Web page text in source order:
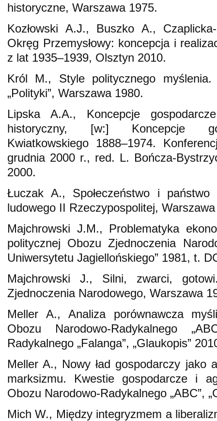
historyczne, Warszawa 1975.
Kozłowski A.J., Buszko A.,
Okręg Przemysłowy: koncepcja i
z lat 1935–1939, Olsztyn 2010.
Król M., Style politycznego myślenia.
„Polityki”, Warszawa 1980.
Lipska A.A., Koncepcje
historyczny, [w:] Koncepcje
Kwiatkowskiego 1888–1974.
grudnia 2000 r., red. L. Bończa-
2000.
Łuczak A., Społeczeństwo i
ludowego II Rzeczypospolitej,
Majchrowski J.M., Problematyka
politycznej Obozu Zjednoczenia
Uniwersytetu Jagiellońskiego” 1981, t.
Majchrowski J., Silni, zwarci,
Zjednoczenia Narodowego, Warszawa
Meller A., Analiza porównawcza
Obozu Narodowo-Radykalnego
Radykalnego „Falanga”, „Glaukopis”
Meller A., Nowy ład gospodarczy jako
marksizmu. Kwestie gospodarcze i
Obozu Narodowo-Radykalnego „ABC”,
Mich W., Między integryzmem a